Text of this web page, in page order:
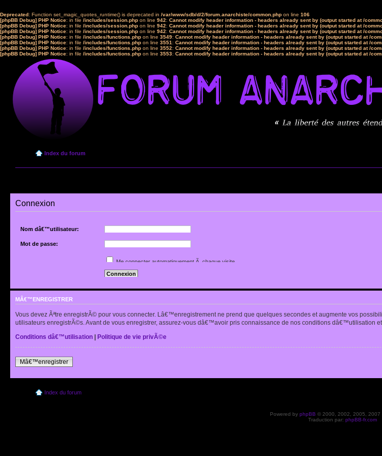
Deprecated: Function set_magic_quotes_runtime() is deprecated in /var/www/sdb/d/2/forum.anarchiste/common.php on line 106
[phpBB Debug] PHP Notice: in file /includes/session.php on line 942: Cannot modify header information - headers already sent by (output started at /
[phpBB Debug] PHP Notice: in file /includes/session.php on line 942: Cannot modify header information - headers already sent by (output started at /
[phpBB Debug] PHP Notice: in file /includes/session.php on line 942: Cannot modify header information - headers already sent by (output started at /
[phpBB Debug] PHP Notice: in file /includes/functions.php on line 3549: Cannot modify header information - headers already sent by (output started at /
[phpBB Debug] PHP Notice: in file /includes/functions.php on line 3551: Cannot modify header information - headers already sent by (output started at /
[phpBB Debug] PHP Notice: in file /includes/functions.php on line 3552: Cannot modify header information - headers already sent by (output started at /
[phpBB Debug] PHP Notice: in file /includes/functions.php on line 3553: Cannot modify header information - headers already sent by (output started at /
Index du forum
Connexion
Nom dâ€™utilisateur:
Mot de passe:
Renvoyer lâ€™e-mail de confirmation
Me connecter automatiquement Ã chaque visite
Cacher mon statut en ligne pour cette session
MÂ€™ENREGISTRER
Vous devez Ãªtre enregistrÃ© pour vous connecter. Lâ€™enregistrement ne prend que quelques secondes et augmente vos
utilisateurs enregistrÃ©s. Avant de vous enregistrer, assurez-vous dâ€™avoir pris connaissance de nos conditions dâ€™utilisation
Conditions dâ€™utilisation
Politique de vie privÃ©e
Mâ€™enregistrer
Index du forum
Powered by phpBB © 2000, 2002, 2005, 2007
Traduction par: phpBB-fr.com